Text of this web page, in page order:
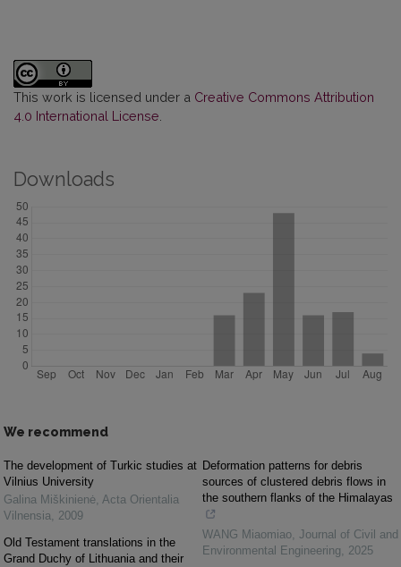
This work is licensed under a Creative Commons Attribution
4.0 International License
Downloads
We recommend
The development of Turkic studies at
Vilnius University
Galina Miškinienė, Acta Orientalia
Vilnensia, 2009
Old Testament translations in the
Grand Duchy of Lithuania and their
Deformation patterns for debris
sources of clustered debris flows in
the southern flanks of the Himalayas
WANG Miaomiao, Journal of Civil and
Environmental Engineering, 2025